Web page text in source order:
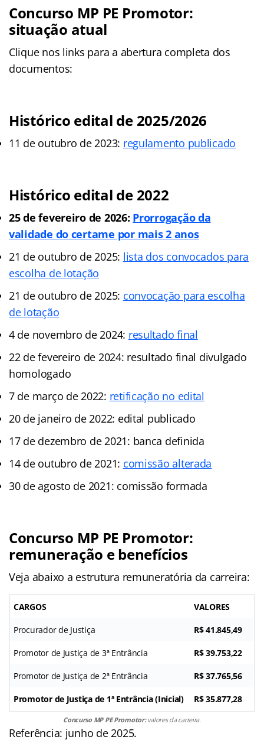
Concurso MP PE Promotor:
situação atual
Clique nos links para a abertura completa dos
documentos:
Histórico edital de 2025/2026
11 de outubro de 2023: regulamento publicado
Histórico edital de 2022
25 de fevereiro de 2026: Prorrogação da
validade do certame por mais 2 anos
21 de outubro de 2025: lista dos convocados para
escolha de lotação
21 de outubro de 2025: convocação para escolha
de lotação
4 de novembro de 2024: resultado final
22 de fevereiro de 2024: resultado final divulgado
homologado
7 de março de 2022: retificação no edital
20 de janeiro de 2022: edital publicado
17 de dezembro de 2021: banca definida
14 de outubro de 2021: comissão alterada
30 de agosto de 2021: comissão formada
Concurso MP PE Promotor:
remuneração e benefícios
Veja abaixo a estrutura remuneratória da carreira:
CARGOS VALORES
Procurador de Justiça R$ 41.845,49
Promotor de Justiça de 3ª Entrância R$ 39.753,22
Promotor de Justiça de 2ª Entrância R$ 37.765,56
Promotor de Justiça de 1ª Entrância (Inicial) R$ 35.877,28
Concurso MP PE Promotor:valores da carreira.
Referência: junho de 2025.